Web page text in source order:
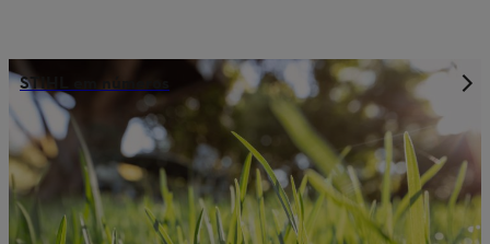
STIHL em números